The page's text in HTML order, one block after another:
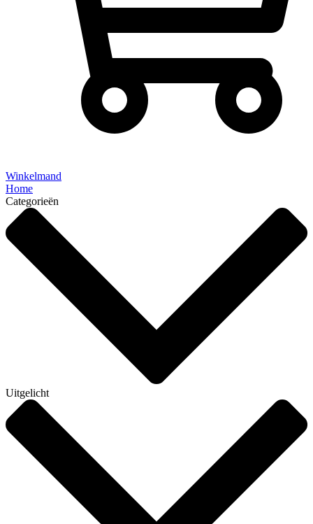
Winkelmand
Home
Categorieën
Uitgelicht